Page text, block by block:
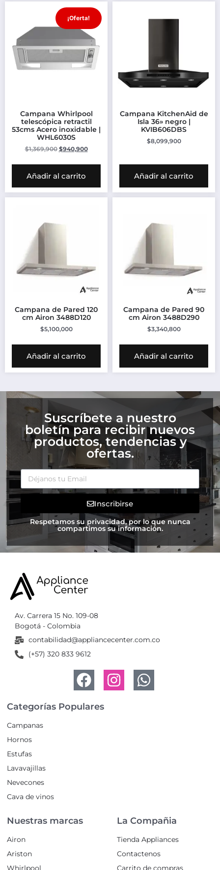
¡Oferta!
Campana Whirlpool
telescópica retractil
53cms Acero inoxidable |
WHL6030S
$1,369,900 $940,900
Añadir al carrito
Campana KitchenAid de
Isla 36» negro |
KVIB606DBS
$8,099,900
Añadir al carrito
Campana de Pared 120
cm Airon 3488D120
$5,100,000
Añadir al carrito
Campana de Pared 90
cm Airon 3488D290
$3,340,800
Añadir al carrito
Suscríbete a nuestro
boletín para recibir nuevos
productos, tendencias y
ofertas.
Inscribirse
Respetamos su privacidad, por lo que nunca
compartimos su información.
Av. Carrera 15 No. 109-08
Bogotá - Colombia
contabilidad@appliancecenter.com.co
(+57) 320 833 9612
Categorías Populares
Campanas
Hornos
Estufas
Lavavajillas
Nevecones
Cava de vinos
Nuestras marcas
Airon
Ariston
Whirlpool
La Compañia
Tienda Appliances
Contactenos
Carrito de compras